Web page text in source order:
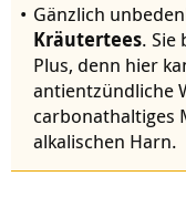
Gänzlich
Kräutertees. Sie
Plus, denn hier
antientzündliche
carbonathaltiges
alkalischen Harn.